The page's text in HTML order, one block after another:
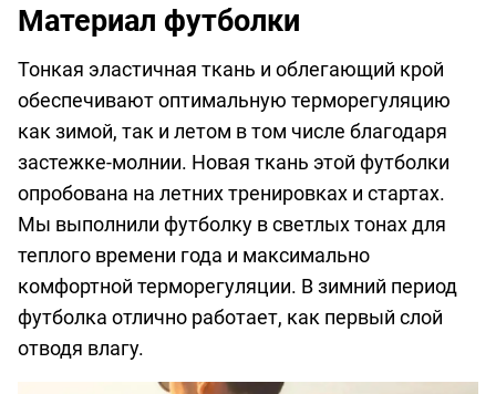
Материал футболки
Тонкая эластичная ткань и облегающий крой
обеспечивают оптимальную терморегуляцию
как зимой, так и летом в том числе благодаря
застежке-молнии. Новая ткань этой футболки
опробована на летних тренировках и стартах.
Мы выполнили футболку в светлых тонах для
теплого времени года и максимально
комфортной терморегуляции. В зимний период
футболка отлично работает, как первый слой
отводя влагу.